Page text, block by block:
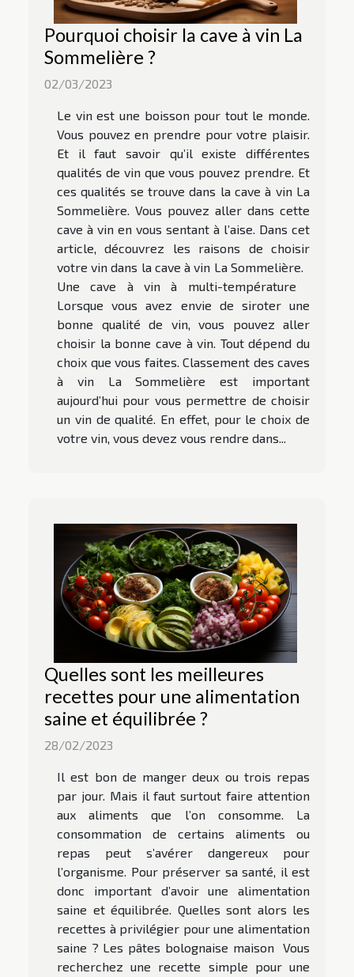
Pourquoi choisir la cave à vin La
Sommelière ?
02/03/2023
Le vin est une boisson pour tout le monde.
Vous pouvez en prendre pour votre plaisir.
Et il faut savoir qu’il existe différentes
qualités de vin que vous pouvez prendre. Et
ces qualités se trouve dans la cave à vin La
Sommelière. Vous pouvez aller dans cette
cave à vin en vous sentant à l’aise. Dans cet
article, découvrez les raisons de choisir
votre vin dans la cave à vin La Sommelière.
Une cave à vin à multi-température
Lorsque vous avez envie de siroter une
bonne qualité de vin, vous pouvez aller
choisir la bonne cave à vin. Tout dépend du
choix que vous faites. Classement des caves
à vin La Sommelière est important
aujourd’hui pour vous permettre de choisir
un vin de qualité. En effet, pour le choix de
votre vin, vous devez vous rendre dans...
Quelles sont les meilleures
recettes pour une alimentation
saine et équilibrée ?
28/02/2023
Il est bon de manger deux ou trois repas
par jour. Mais il faut surtout faire attention
aux aliments que l’on consomme. La
consommation de certains aliments ou
repas peut s’avérer dangereux pour
l’organisme. Pour préserver sa santé, il est
donc important d’avoir une alimentation
saine et équilibrée. Quelles sont alors les
recettes à privilégier pour une alimentation
saine ? Les pâtes bolognaise maison Vous
recherchez une recette simple pour une